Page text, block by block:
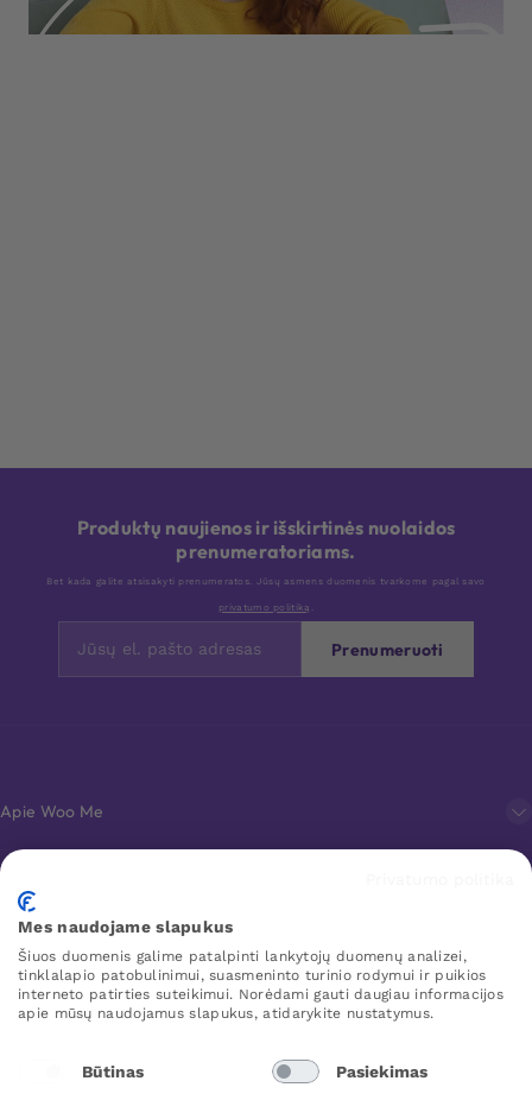
Produktų naujienos ir išskirtinės nuolaidos
prenumeratoriams.
Bet kada galite atsisakyti prenumeratos. Jūsų asmens duomenis tvarkome pagal savo
privatumo politiką .
Prenumeruoti
Apie Woo Me
Klientų aptarnavimas
Mėgstamiausi
WOO ME
Mes naudojame slapukus
Šiuos duomenis galime patalpinti lankytojų duomenų analizei,
tinklalapio patobulinimui, suasmeninto turinio rodymui ir puikios
interneto patirties suteikimui. Norėdami gauti daugiau informacijos
apie mūsų naudojamus slapukus, atidarykite nustatymus.
Būtinas Pasiekimas